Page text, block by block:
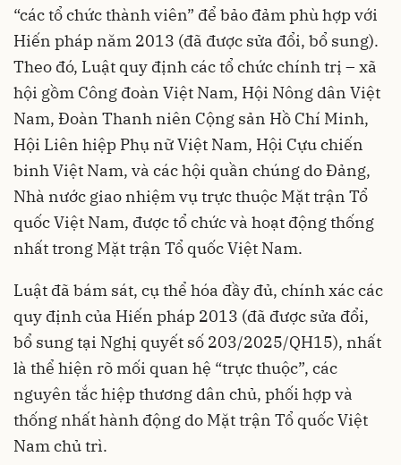
“các tổ chức thành viên” để bảo đảm phù hợp với
Hiến pháp năm 2013 (đã được sửa đổi, bổ sung).
Theo đó, Luật quy định các tổ chức chính trị – xã
hội gồm Công đoàn Việt Nam, Hội Nông dân Việt
Nam, Đoàn Thanh niên Cộng sản Hồ Chí Minh,
Hội Liên hiệp Phụ nữ Việt Nam, Hội Cựu chiến
binh Việt Nam, và các hội quần chúng do Đảng,
Nhà nước giao nhiệm vụ trực thuộc Mặt trận Tổ
quốc Việt Nam, được tổ chức và hoạt động thống
nhất trong Mặt trận Tổ quốc Việt Nam.
Luật đã bám sát, cụ thể hóa đầy đủ, chính xác các
quy định của Hiến pháp 2013 (đã được sửa đổi,
bổ sung tại Nghị quyết số 203/2025/QH15), nhất
là thể hiện rõ mối quan hệ “trực thuộc”, các
nguyên tắc hiệp thương dân chủ, phối hợp và
thống nhất hành động do Mặt trận Tổ quốc Việt
Nam chủ trì.